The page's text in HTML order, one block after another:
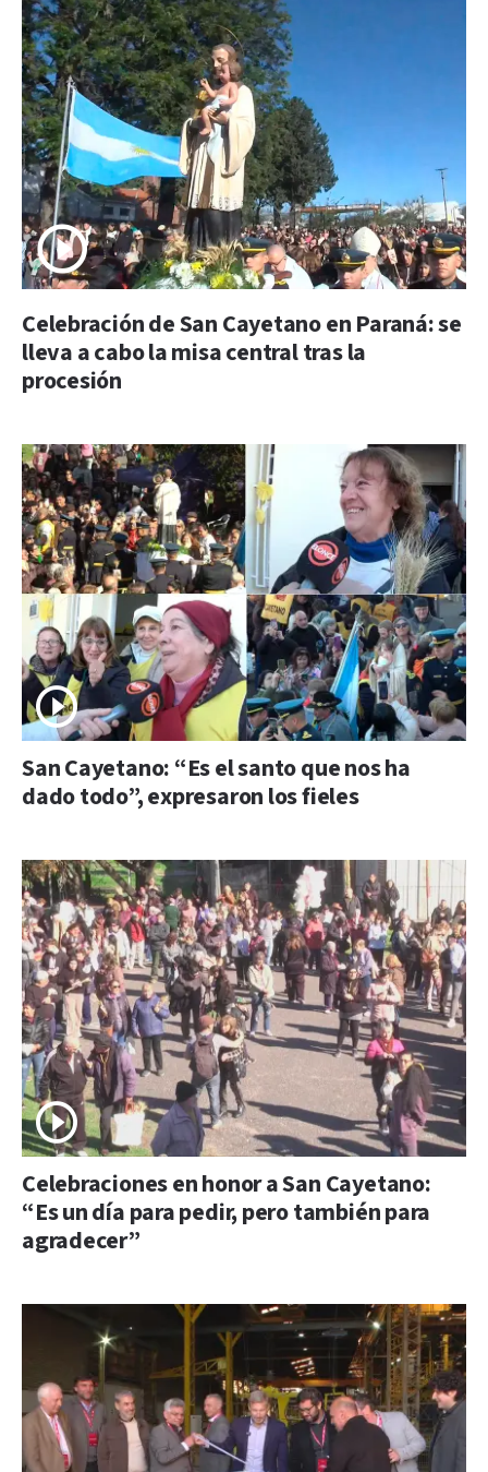
Celebración de San Cayetano en Paraná: se
lleva a cabo la misa central tras la
procesión
San Cayetano: “Es el santo que nos ha
dado todo”, expresaron los fieles
Celebraciones en honor a San Cayetano:
“Es un día para pedir, pero también para
agradecer”